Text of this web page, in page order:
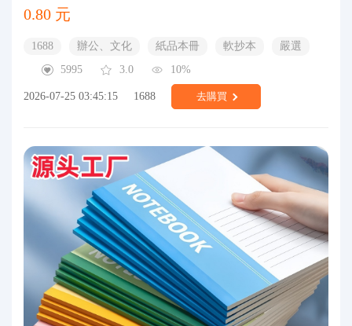
0.80 元
1688 辦公、文化 紙品本冊 軟抄本
嚴選
5995
3.0 10%
2026-07-25 03:45:15 1688 去購買